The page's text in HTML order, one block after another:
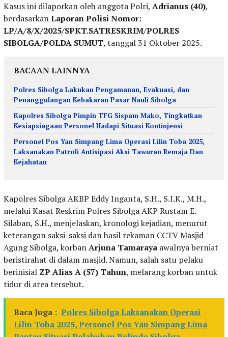
Kasus ini dilaporkan oleh anggota Polri, Adrianus (40),
berdasarkanLaporan Polisi Nomor:
LP/A/8/X/2025/SPKT.SATRESKRIM/POLRES
SIBOLGA/POLDA SUMUT, tanggal 31 Oktober 2025.
BACAAN LAINNYA
Polres Sibolga Lakukan Pengamanan, Evakuasi, dan
Penanggulangan Kebakaran Pasar Nauli Sibolga
Kapolres Sibolga Pimpin TFG Sispam Mako, Tingkatkan
Kesiapsiagaan Personel Hadapi Situasi Kontinjensi
Personel Pos Yan Simpang Lima Operasi Lilin Toba 2025,
Laksanakan Patroli Antisipasi Aksi Tawuran Remaja Dan
Kejahatan
Kapolres Sibolga AKBP Eddy Inganta, S.H., S.I.K., M.H.,
melalui Kasat Reskrim Polres Sibolga AKP Rustam E.
Silaban, S.H., menjelaskan, kronologi kejadian, menurut
keterangan saksi-saksi dan hasil rekaman CCTV Masjid
Agung Sibolga, korbanArjuna Tamaraya awalnya berniat
beristirahat di dalam masjid. Namun, salah satu pelaku
berinisial ZP Alias A (57) Tahun, melarang korban untuk
tidur di area tersebut.
Baca Juga : Polres Sibolga Laksanakan Operasi
Lilin Toba 2025, Personel Pos Yan Simpang Lima